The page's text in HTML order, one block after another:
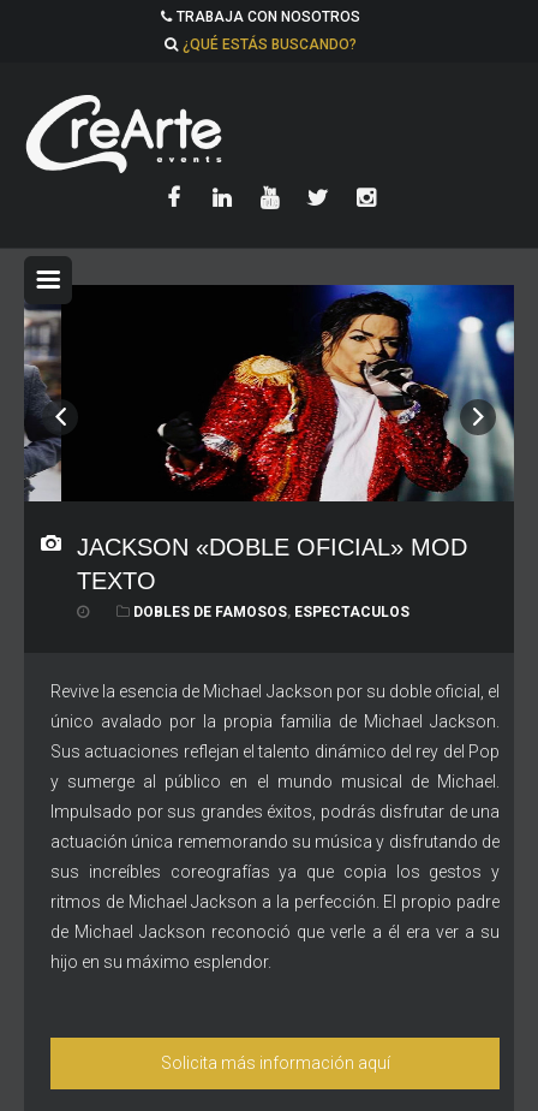
TRABAJA CON NOSOTROS
¿QUÉ ESTÁS BUSCANDO?
JACKSON «DOBLE OFICIAL» MOD
TEXTO
DOBLES DE FAMOSOS, ESPECTACULOS
Revive la esencia de Michael Jackson por su doble oficial, el
único avalado por la propia familia de Michael Jackson.
Sus actuaciones reflejan el talento dinámico del rey del Pop
y sumerge al público en el mundo musical de Michael.
Impulsado por sus grandes éxitos, podrás disfrutar de una
actuación única rememorando su música y disfrutando de
sus increíbles coreografías ya que copia los gestos y
ritmos de Michael Jackson a la perfección. El propio padre
de Michael Jackson reconoció que verle a él era ver a su
hijo en su máximo esplendor.
Solicita más información aquí